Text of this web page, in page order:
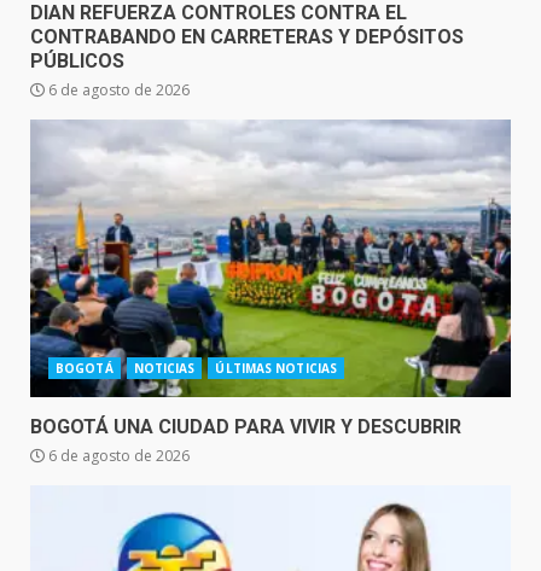
DIAN REFUERZA CONTROLES CONTRA EL
CONTRABANDO EN CARRETERAS Y DEPÓSITOS
PÚBLICOS
6 de agosto de 2026
BOGOTÁ NOTICIAS ÚLTIMAS NOTICIAS
BOGOTÁ UNA CIUDAD PARA VIVIR Y DESCUBRIR
6 de agosto de 2026